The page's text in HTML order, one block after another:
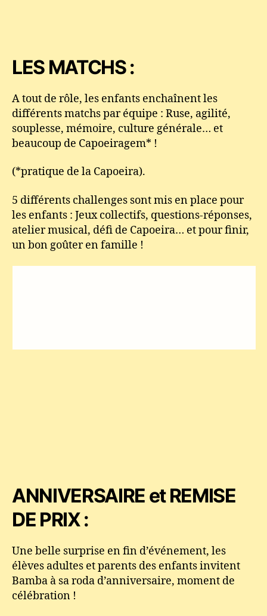
LES MATCHS :
A tout de rôle, les enfants enchaînent les
différents matchs par équipe : Ruse, agilité,
souplesse, mémoire, culture générale… et
beaucoup de Capoeiragem* !
(*pratique de la Capoeira).
5 différents challenges sont mis en place pour
les enfants : Jeux collectifs, questions-réponses,
atelier musical, défi de Capoeira… et pour finir,
un bon goûter en famille !
ANNIVERSAIRE et REMISE
DE PRIX :
Une belle surprise en fin d’événement, les
élèves adultes et parents des enfants invitent
Bamba à sa roda d’anniversaire, moment de
célébration !